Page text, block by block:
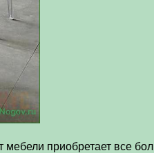
приобретает все